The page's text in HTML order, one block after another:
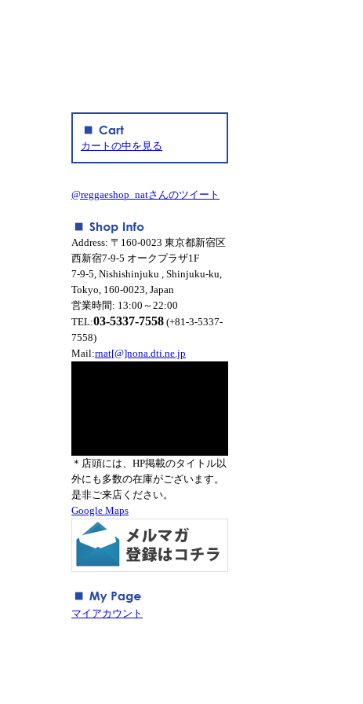
カートの中を見る
@reggaeshop_natさんのツイート
Address: 〒160-0023 東京都新宿区
西新宿7-9-5 オークプラザ1F
7-9-5, Nishishinjuku , Shinjuku-ku,
Tokyo, 160-0023, Japan
営業時間: 13:00～22:00
TEL:03-5337-7558 (+81-3-5337-
7558)
Mail:rnat[@]nona.dti.ne.jp
＊店頭には、HP掲載のタイトル以
外にも多数の在庫がございます。
是非ご来店ください。
Google Maps
マイアカウント